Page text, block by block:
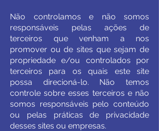
Não controlamos e não somos
responsáveis pelas ações de
terceiros que venham a nos
promover ou de sites que sejam de
propriedade e/ou controlados por
terceiros para os quais este site
possa direcioná-lo. Não temos
controle sobre esses terceiros e não
somos responsáveis pelo conteúdo
ou pelas práticas de privacidade
desses sites ou empresas.